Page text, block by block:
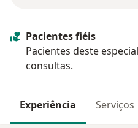
Pacientes fiéis
Pacientes deste
consultas.
Experiência Serviços